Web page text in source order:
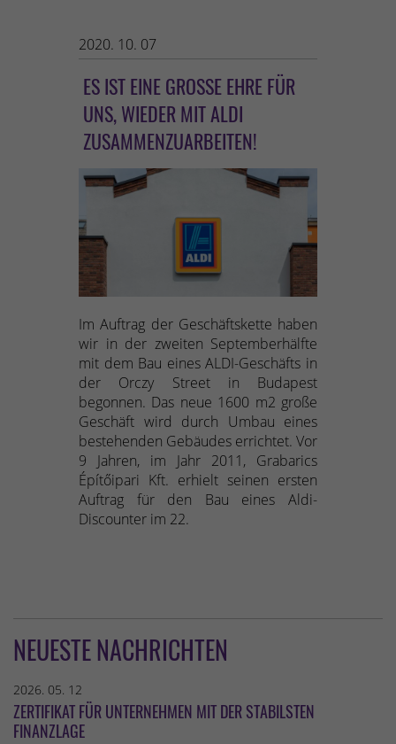
2020. 10. 07
ES IST EINE GROSSE EHRE FÜR U
NS, WIEDER MIT ALDI Z
USAMMENZUARBEITEN!
Im Auftrag der Geschäftskette haben
wir in der zweiten Septemberhälfte
mit dem Bau eines ALDI-Geschäfts in
der Orczy Street in Budapest
begonnen. Das neue 1600 m2 große
Geschäft wird durch Umbau eines
bestehenden Gebäudes errichtet. Vor
9 Jahren, im Jahr 2011, Grabarics
Építőipari Kft. erhielt seinen ersten
Auftrag für den Bau eines Aldi-
Discounter im 22.
NEUESTE NACHRICHTEN
2026. 05. 12
ZERTIFIKAT FÜR UNTERNEHMEN MIT DER STABILSTEN
FINANZLAGE